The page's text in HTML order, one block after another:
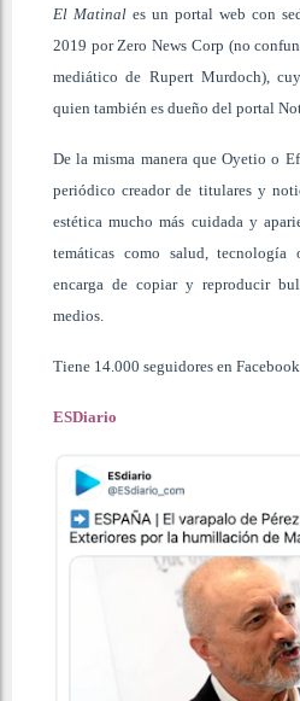
El Matinal es un portal web con
2019 por Zero News Corp (no
mediático de Rupert Murdoch),
quien también es dueño del portal
De la misma manera que Oyetio o
periódico creador de titulares y
estética mucho más cuidada y
temáticas como salud, tecnología
encarga de copiar y reproducir
medios.
Tiene 14.000 seguidores en Facebook.
ESDiario